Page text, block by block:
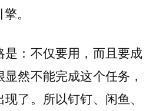
。
是：不仅要用，而且要成
然不能完成这个任务，
了。所以钉钉、闲鱼、